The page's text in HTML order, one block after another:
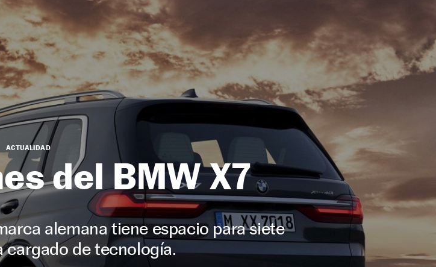
ACTUALIDAD
del BMW X7
alemana tiene espacio para siete
cargado de tecnología.